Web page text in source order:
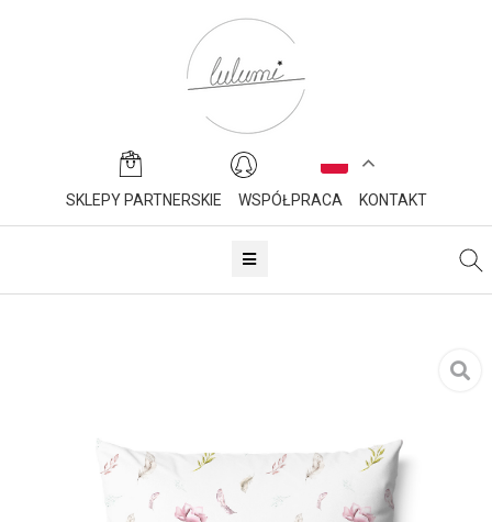
SKLEPY PARTNERSKIE WSPÓŁPRACA KONTAKT